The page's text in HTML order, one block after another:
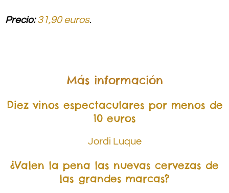
Precio: 31,90 euros.
Más información
Diez vinos espectaculares por menos de
10 euros
Jordi Luque
¿Valen la pena las nuevas cervezas de
las grandes marcas?